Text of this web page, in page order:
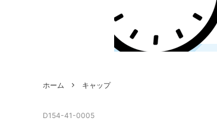
ホーム キャップ
D154-41-0005